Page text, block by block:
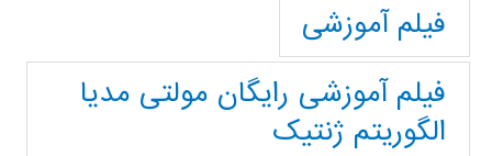
فیلم آموزشی
فیلم آموزشی رایگان مولتی مدیا
الگوریتم ژنتیک